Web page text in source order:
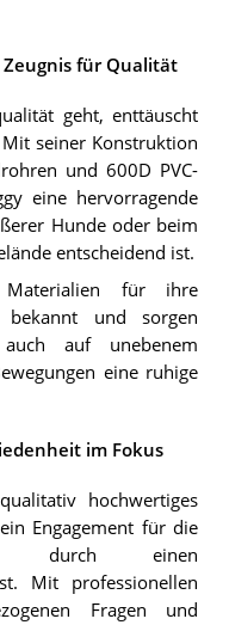
für Qualität
geht, enttäuscht
seiner Konstruktion
und 600D PVC-
eine hervorragende
Hunde oder beim
entscheidend ist.
für ihre
bekannt und sorgen
auf unebenem
eine ruhige
im Fokus
hochwertiges
Engagement für die
durch einen
Mit professionellen
Fragen und